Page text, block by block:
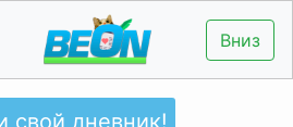
Вниз
свой дневник!